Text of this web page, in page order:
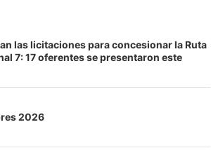
las licitaciones para concesionar la Ruta
7: 17 oferentes se presentaron este
2026